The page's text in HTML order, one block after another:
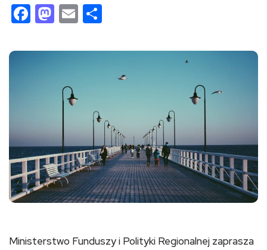
Facebook
Mastodon
Email
Ministerstwo Funduszy i Polityki Regionalnej zaprasza